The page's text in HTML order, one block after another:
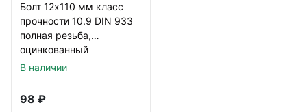
Болт 12х110 мм класс
прочности 10.9 DIN 933
полная резьба,
оцинкованный
В наличии
98 ₽